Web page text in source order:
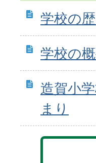
学校の
学校の
造賀小
まり